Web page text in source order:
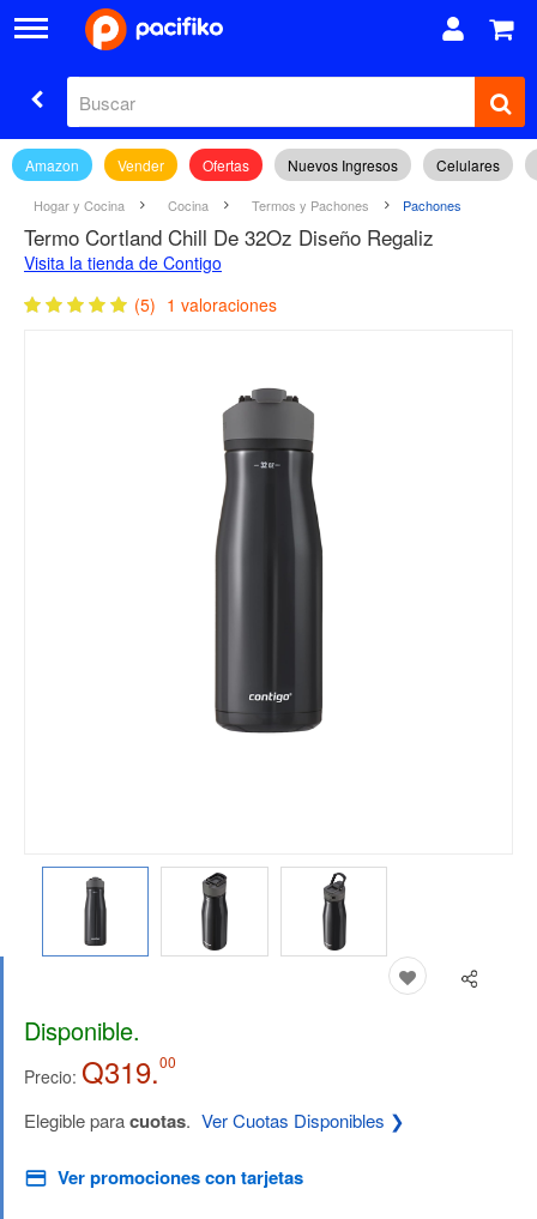
Amazon Vender Ofertas Nuevos Ingresos Celulares
Hogar y Cocina Cocina Termos y Pachones Pachones
Termo Cortland Chill De 32Oz Diseño Regaliz
Visita la tienda de Contigo
(5) 1 valoraciones
Disponible.
Precio: Q319.00
Elegible paracuotas. Ver Cuotas Disponibles ❯
Ver promociones con tarjetas